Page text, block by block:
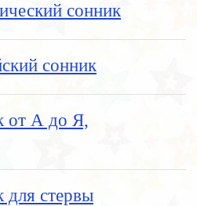
сонник
сонник
от А до Я,
стервы